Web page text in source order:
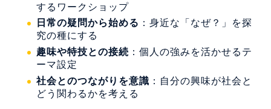
するワークショップ
日常の疑問から始める ：身近な「なぜ？」を探
究の種にする
趣味や特技との接続 ：個人の強みを活かせるテ
ーマ設定
社会とのつながりを意識 ：自分の興味が社会と
どう関わるかを考える